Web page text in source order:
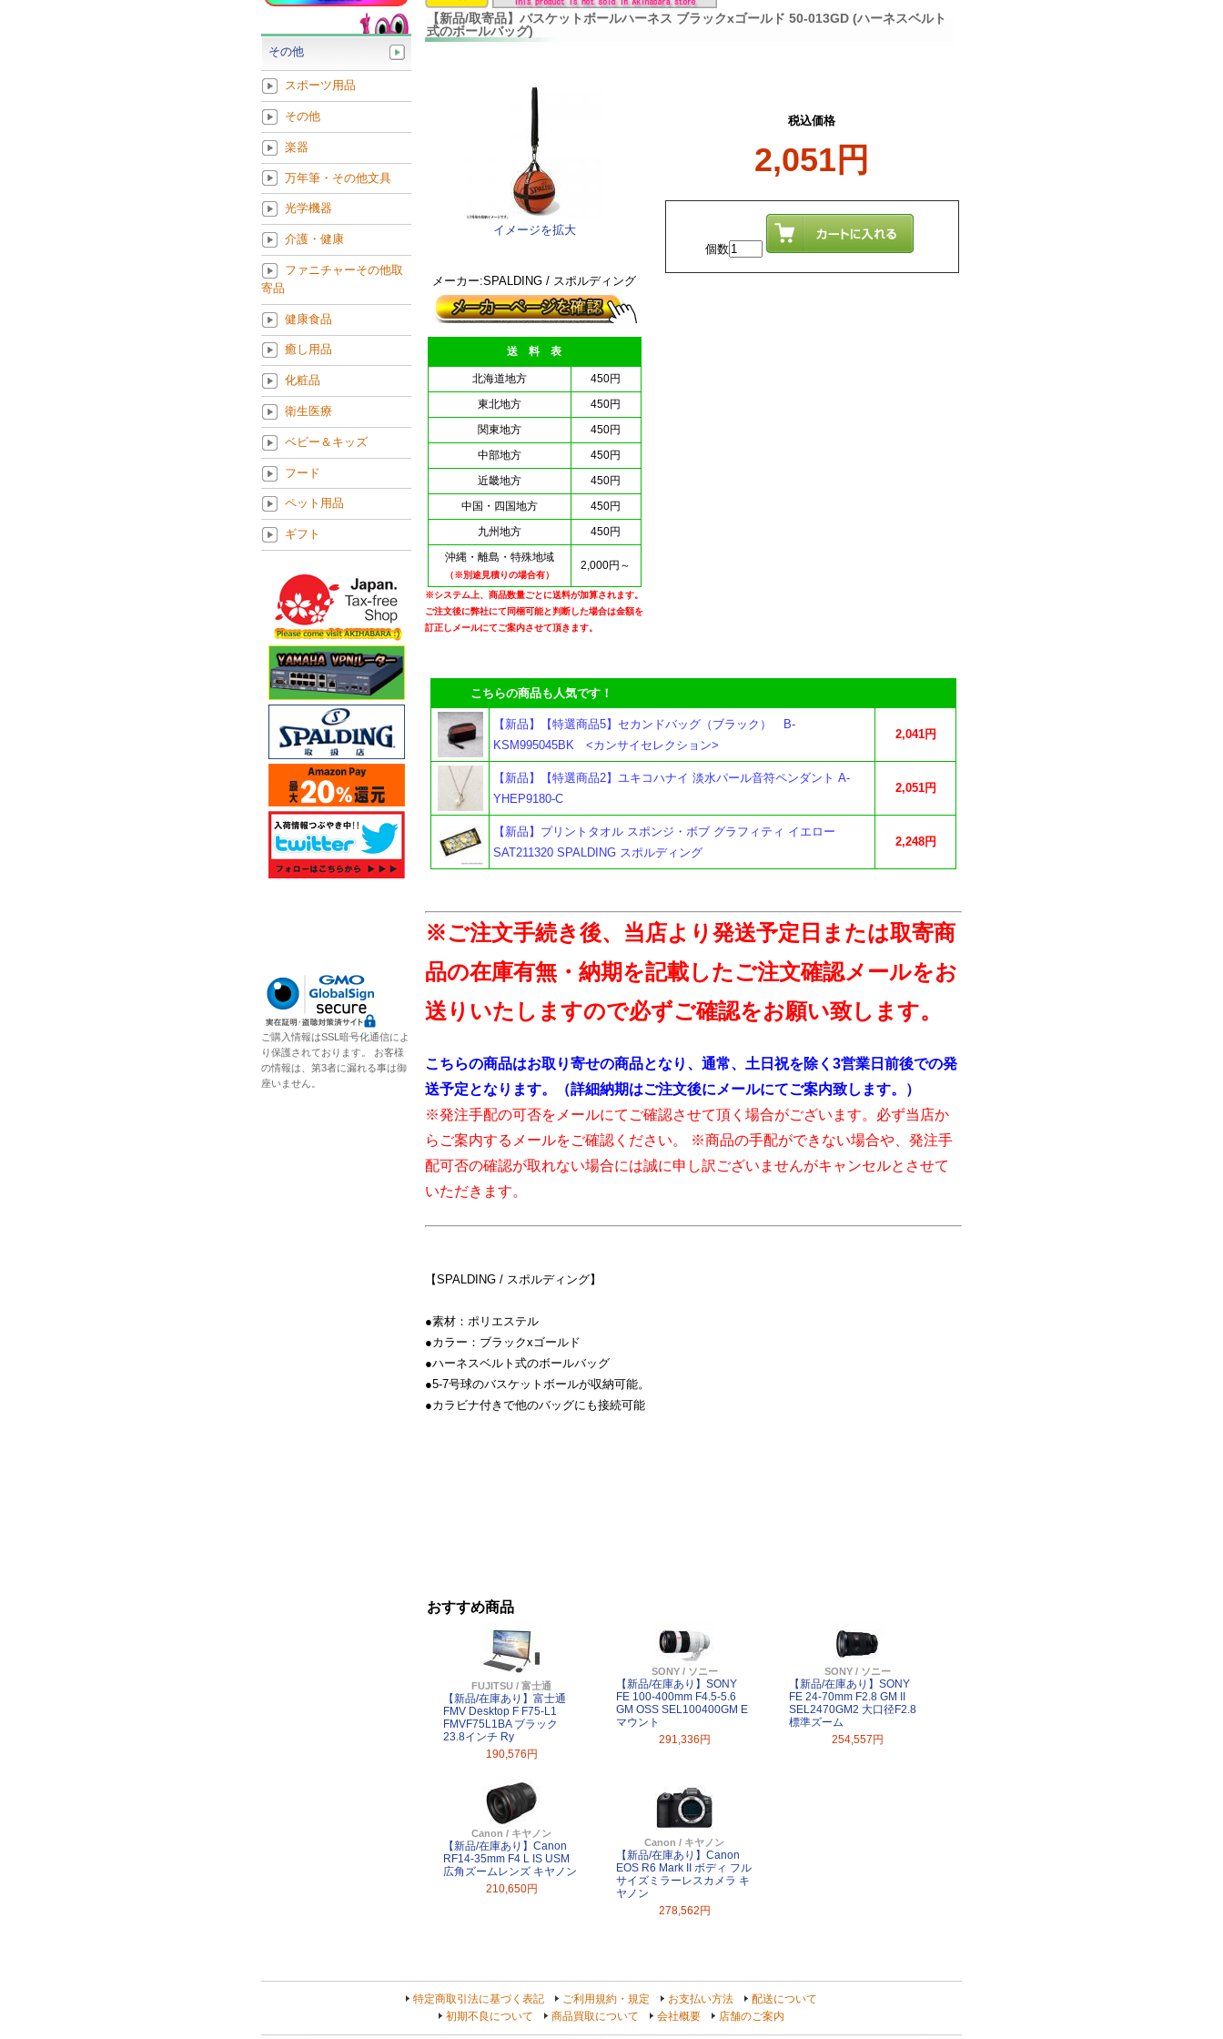
【新品/取寄品】バスケットボールハーネス ブラックxゴールド 50-013GD (ハーネスベルト
式のボールバッグ)
イメージを拡大
メーカー:SPALDING / スポルディング
送 料 表
北海道地方
450円
東北地方
450円
関東地方
450円
中部地方
450円
近畿地方
450円
中国・四国地方
450円
九州地方
450円
沖縄・離島・特殊地域
（※別途見積りの場合有）
2,000円～
※システム上、商品数量ごとに送料が加算されます。
ご注文後に弊社にて同梱可能と判断した場合は金額を
訂正しメールにてご案内させて頂きます。
税込価格
2,051円
個数
こちらの商品も人気です！
【新品】【特選商品5】セカンドバッグ（ブラック） B-
KSM995045BK <カンサイセレクション>
2,041円
【新品】【特選商品2】ユキコハナイ 淡水パール音符ペンダント A-
YHEP9180-C
2,051円
【新品】プリントタオル スポンジ・ボブ グラフィティ イエロー
SAT211320 SPALDING スポルディング
2,248円
※ご注文手続き後、当店より発送予定日または取寄商
品の在庫有無・納期を記載したご注文確認メールをお
送りいたしますので必ずご確認をお願い致します。
こちらの商品はお取り寄せの商品となり、通常、土日祝を除く3営業日前後での発
送予定となります。（詳細納期はご注文後にメールにてご案内致します。）
※発注手配の可否をメールにてご確認させて頂く場合がございます。必ず当店か
らご案内するメールをご確認ください。 ※商品の手配ができない場合や、発注手
配可否の確認が取れない場合には誠に申し訳ございませんがキャンセルとさせて
いただきます。
【SPALDING / スポルディング】
●素材：ポリエステル
●カラー：ブラックxゴールド
●ハーネスベルト式のボールバッグ
●5-7号球のバスケットボールが収納可能。
●カラビナ付きで他のバッグにも接続可能
おすすめ商品
FUJITSU / 富士通
【新品/在庫あり】富士通
FMV Desktop F F75-L1
FMVF75L1BA ブラック
23.8インチ Ry
190,576円
SONY / ソニー
【新品/在庫あり】SONY
FE 100-400mm F4.5-5.6
GM OSS SEL100400GM E
マウント
291,336円
SONY / ソニー
【新品/在庫あり】SONY
FE 24-70mm F2.8 GM II
SEL2470GM2 大口径F2.8
標準ズーム
254,557円
Canon / キヤノン
【新品/在庫あり】Canon
RF14-35mm F4 L IS USM
広角ズームレンズ キヤノン
210,650円
Canon / キヤノン
【新品/在庫あり】Canon
EOS R6 Mark II ボディ フル
サイズミラーレスカメラ キ
ヤノン
278,562円
その他
スポーツ用品
その他
楽器
万年筆・その他文具
光学機器
介護・健康
ファニチャーその他取
寄品
健康食品
癒し用品
化粧品
衛生医療
ベビー＆キッズ
フード
ペット用品
ギフト
ご購入情報はSSL暗号化通信によ
り保護されております。 お客様
の情報は、第3者に漏れる事は御
座いません。
特定商取引法に基づく表記 ご利用規約・規定 お支払い方法
配送について
初期不良について
商品買取について 会社概要 店舗のご案内